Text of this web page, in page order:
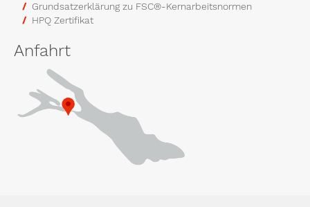
Grundsatzerklärung zu FSC®-Kernarbeitsnormen
HPQ Zertifikat
Anfahrt